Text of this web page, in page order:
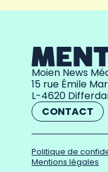
Moien News
15 rue Émile
L-4620
CONTACT
Politique de
Mentions légales